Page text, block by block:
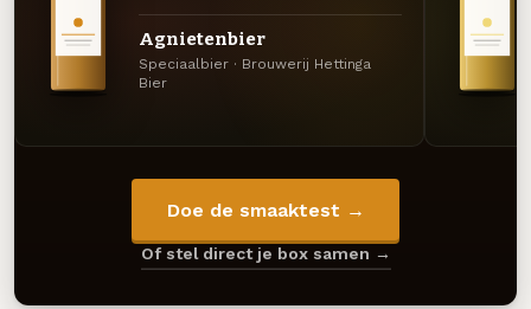
Agnietenbier
Speciaalbier · Brouwerij Hettinga
Bier
Doe de smaaktest →
Of stel direct je box samen →